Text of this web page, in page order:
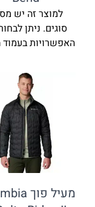
זה יש מספר
לבחור את
בעמוד המוצר
מעיל פוך Columbia